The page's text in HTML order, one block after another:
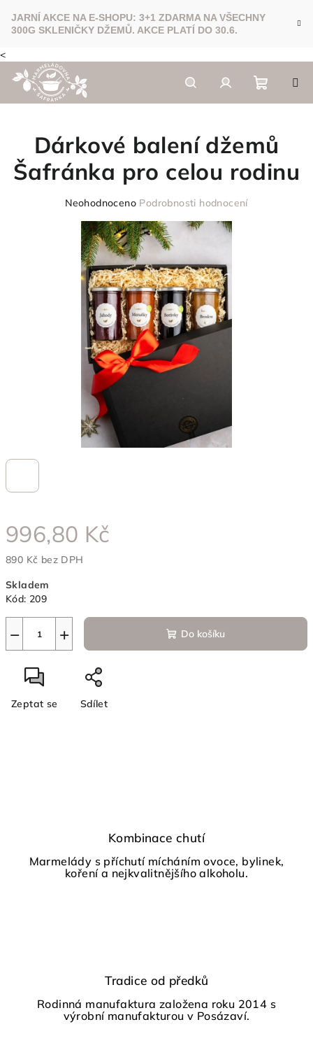
<
obsah
HledatPřihlášení
košík
996,80 Kč
890 Kč bez DPH
cena:
Skladem
Kód: 209
+
− Do košíku
Zeptat se Sdílet
Dárkové balení džemů
Šafránka pro celou rodinu
Neohodnoceno Podrobnosti hodnocení
Kombinace chutí
Marmelády s příchutí mícháním ovoce, bylinek,
koření a nejkvalitnějšího alkoholu.
Tradice od předků
Rodinná manufaktura založena roku 2014 s
výrobní manufakturou v Posázaví.